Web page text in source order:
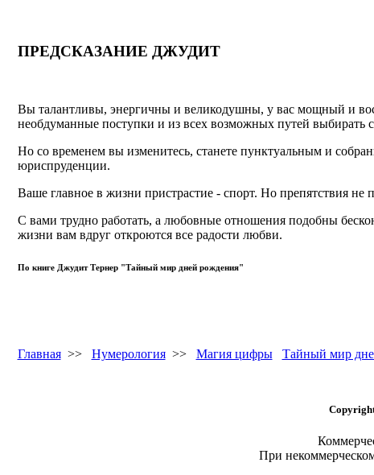
ПРЕДСКАЗАНИЕ ДЖУДИТ
Вы талантливы, энергичны и великодушны, у вас мощный и
необдуманные поступки и из всех возможных путей выбирать
Но со временем вы изменитесь, станете пунктуальным и
юриспруденции.
Ваше главное в жизни пристрастие - спорт. Но препятствия не
С вами трудно работать, а любовные отношения подобны
жизни вам вдруг откроются все радости любви.
По книге Джудит Тернер "Тайный мир дней рождения"
Главная>> Нумерология>> Магия цифры Тайный мир
При